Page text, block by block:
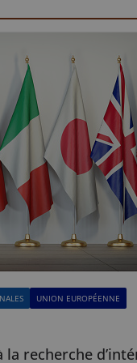
UNION EUROPÉENNE
recherche